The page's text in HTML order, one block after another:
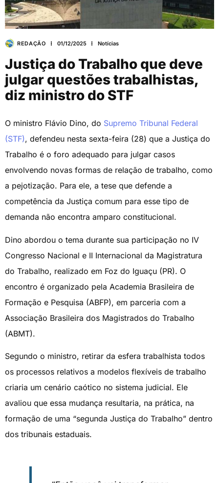
REDAÇÃO 01/12/2025 Notícias
Justiça do Trabalho que deve
julgar questões trabalhistas,
diz ministro do STF
O ministro Flávio Dino, do Supremo Tribunal Federal
(STF), defendeu nesta sexta-feira (28) que a Justiça do
Trabalho é o foro adequado para julgar casos
envolvendo novas formas de relação de trabalho, como
a pejotização. Para ele, a tese que defende a
competência da Justiça comum para esse tipo de
demanda não encontra amparo constitucional.
Dino abordou o tema durante sua participação no IV
Congresso Nacional e II Internacional da Magistratura
do Trabalho, realizado em Foz do Iguaçu (PR). O
encontro é organizado pela Academia Brasileira de
Formação e Pesquisa (ABFP), em parceria com a
Associação Brasileira dos Magistrados do Trabalho
(ABMT).
Segundo o ministro, retirar da esfera trabalhista todos
os processos relativos a modelos flexíveis de trabalho
criaria um cenário caótico no sistema judicial. Ele
avaliou que essa mudança resultaria, na prática, na
formação de uma “segunda Justiça do Trabalho” dentro
dos tribunais estaduais.